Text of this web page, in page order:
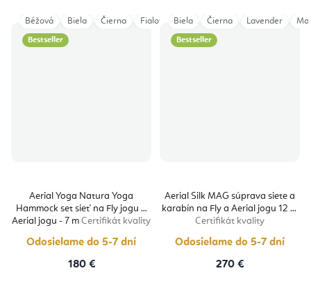
Bestseller
Aerial Yoga Natura Yoga
Hammock set sieť na Fly jogu a
Aerial jogu - 7 m Certifikát kvality
Odosielame do 5-7 dní
180 €
Béžová Biela Čierna Fialová Šedá Tyrkysová Vínová
Bestseller
Aerial Silk MAG súprava siete a
karabín na Fly a Aerial jogu 12 m
Certifikát kvality
Odosielame do 5-7 dní
270 €
Biela Čierna Lavender